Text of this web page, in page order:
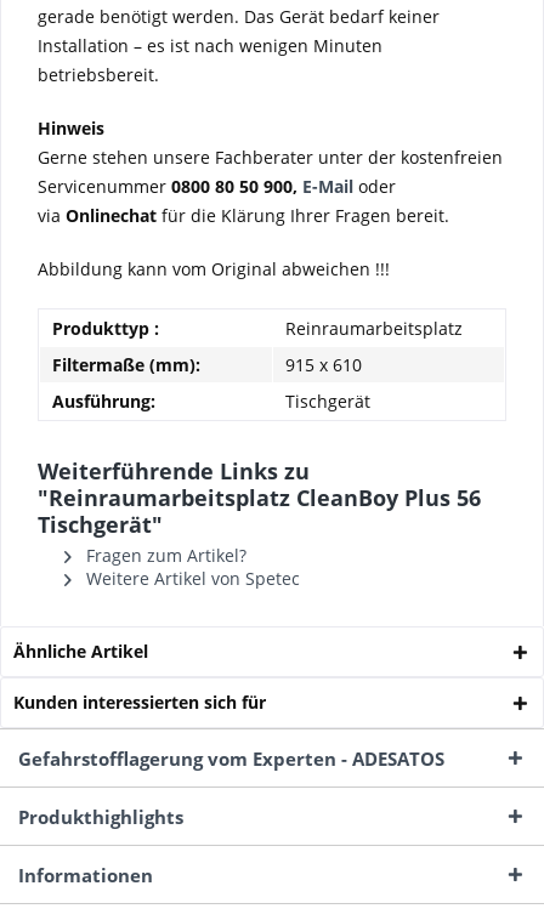
gerade benötigt werden. Das Gerät bedarf keiner
Installation – es ist nach wenigen Minuten
betriebsbereit.
Hinweis
Gerne stehen unsere Fachberater unter der kostenfreien
Servicenummer 0800 80 50 900, E-Mail oder
via Onlinechat für die Klärung Ihrer Fragen bereit.
Abbildung kann vom Original abweichen !!!
Produkttyp :
Reinraumarbeitsplatz
Filtermaße (mm):
915 x 610
Ausführung:
Tischgerät
Weiterführende Links zu
"Reinraumarbeitsplatz CleanBoy Plus 56
Tischgerät"
Fragen zum Artikel?
Weitere Artikel von Spetec
Ähnliche Artikel
Kunden interessierten sich für
Gefahrstofflagerung vom Experten - ADESATOS
Produkthighlights
Informationen